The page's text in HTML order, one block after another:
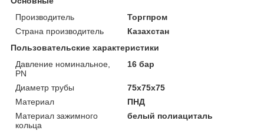
Производитель
Торгпром
Страна производитель
Казахстан
Пользовательские характеристики
Давление номинальное,
PN
16 бар
Диаметр трубы
75x75x75
Материал
ПНД
Материал зажимного
кольца
белый полиациталь